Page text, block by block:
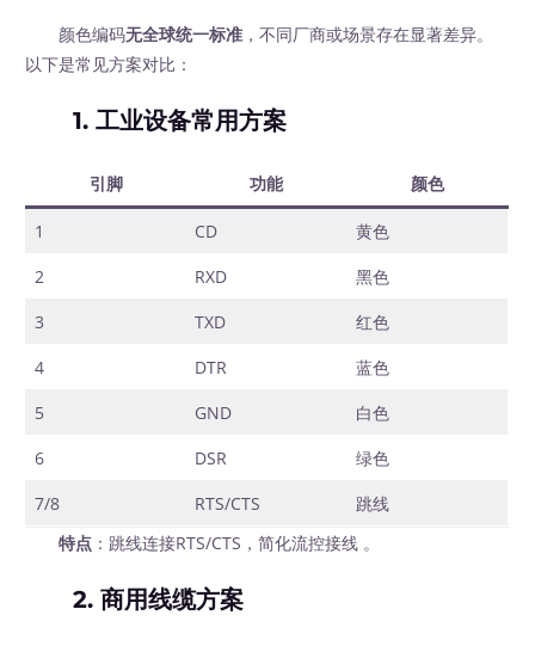
颜色编码无全球统一标准 ，不同厂商或场景存在显著差异。
以下是常见方案对比：
1.工业设备常用方案
引脚 功能 颜色
1 CD
黄色
2
RXD
黑色
3
TXD
红色
4
DTR
蓝色
5
GND
白色
6
DSR
绿色
7/8
RTS/CTS
跳线
特点 ：跳线连接RTS/CTS，简化流控接线 。
2.商用线缆方案